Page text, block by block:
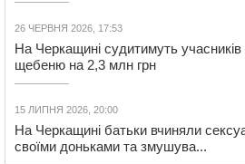
26 ЧЕРВНЯ 2026, 17:53
На Черкащині судитимуть
щебеню на 2,3 млн грн
15 ЛИПНЯ 2026, 20:00
На Черкащині батьки вчиняли
своїми доньками та змушува...